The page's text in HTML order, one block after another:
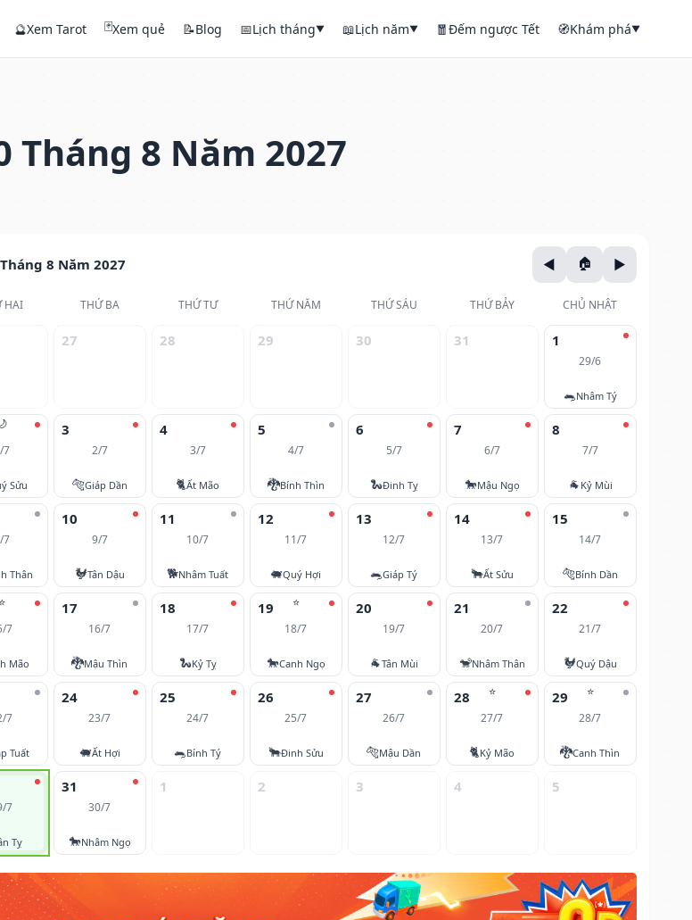
🔮Xem Tarot 🃏Xem quẻ 📝Blog 📅Lịch tháng▼ 📖Lịch năm▼ 🧧Đếm ngược Tết 🧭Khám phá▼
Tháng 8 Năm 2027
8 Năm 2027
HAI THỨ BA THỨ TƯ THỨ NĂM THỨ SÁU THỨ BẢY CHỦ NHẬT
27 28 29 30 31 1
29/6
🐀Nhâm Tý
7
Sửu
3
2/7
🐅Giáp Dần
4
3/7
🐈Ất Mão
5
4/7
🐉Bính Thìn
6
5/7
🐍Đinh Tỵ
7
6/7
🐎Mậu Ngọ
8
7/7
🐐 Kỷ Mùi
7
Thân
10
9/7
🐓Tân Dậu
11
10/7
🐕Nhâm Tuất
12
11/7
🐖Quý Hợi
13
12/7
🐀Giáp Tý
14
13/7
🐂Ất Sửu
15
14/7
🐅Bính Dần
⭐
7
Mão
17
16/7
🐉Mậu Thìn
18
17/7
🐍Kỷ Tỵ
⭐
19
18/7
🐎Canh Ngọ
20
19/7
🐐Tân Mùi
21
20/7
🐒Nhâm Thân
22
21/7
🐓Quý Dậu
7
Tuất
24
23/7
🐖Ất Hợi
25
24/7
🐀Bính Tý
26
25/7
🐂Đinh Sửu
27
26/7
🐅Mậu Dần
⭐
28
27/7
🐈Kỷ Mão
⭐
29
28/7
🐉Canh Thìn
7
Tỵ
31
30/7
🐎Nhâm Ngọ
1 2 3 4 5